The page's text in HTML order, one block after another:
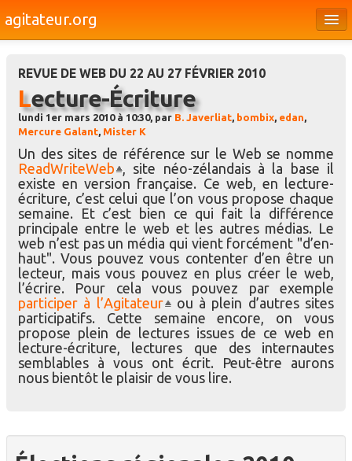
agitateur.org
Bourges & le Cher
Société
Médias
Dossiers
Brèves
REVUE DE WEB DU 22 AU 27 FÉVRIER 2010
Lecture-Écriture
lundi 1er mars 2010 à 10:30, par B. Javerliat bombix edan
Mercure Galant Mister K
Un des sites de référence sur le Web se nomme
ReadWriteWeb
, site néo-zélandais à la base il
existe en version française. Ce web, en lecture-
écriture, c’est celui que l’on vous propose chaque
semaine. Et c’est bien ce qui fait la différence
principale entre le web et les autres médias. Le
web n’est pas un média qui vient forcément "d’en-
haut". Vous pouvez vous contenter d’en être un
lecteur, mais vous pouvez en plus créer le web,
l’écrire. Pour cela vous pouvez par exemple
participer à l’Agitateur ou à plein d’autres sites
participatifs. Cette semaine encore, on vous
propose plein de lectures issues de ce web en
lecture-écriture, lectures que des internautes
semblables à vous ont écrit. Peut-être aurons
nous bientôt le plaisir de vous lire.